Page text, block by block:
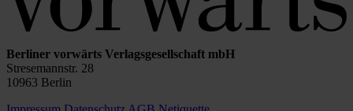
Berliner vorwärts Verlagsgesellschaft mbH
Stresemannstr. 28
10963 Berlin